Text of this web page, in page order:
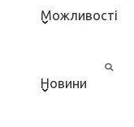
Можливості
Новини